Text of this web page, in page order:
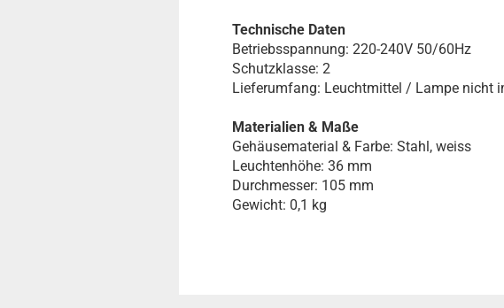
Technische Daten
Betriebsspannung: 220-240V 50/60Hz
Schutzklasse: 2
Lieferumfang: Leuchtmittel / Lampe nicht
Materialien & Maße
Gehäusematerial & Farbe: Stahl, weiss
Leuchtenhöhe: 36 mm
Durchmesser: 105 mm
Gewicht: 0,1 kg